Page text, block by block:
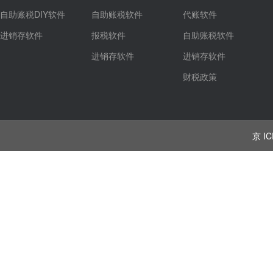
自助账税DIY软件
进销存软件
自助账税软件
报税软件
进销存软件
代账软件
自助账税软件
进销存软件
财税政策
京